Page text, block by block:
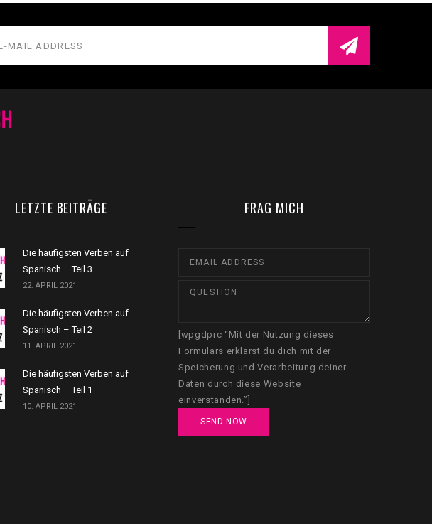
LETZTE BEITRÄGE
Die häufigsten Verben auf
Spanisch – Teil 3
22. APRIL 2021
Die häufigsten Verben auf
Spanisch – Teil 2
11. APRIL 2021
Die häufigsten Verben auf
Spanisch – Teil 1
10. APRIL 2021
FRAG MICH
[wpgdprc “Mit der Nutzung dieses
Formulars erklärst du dich mit der
Speicherung und Verarbeitung deiner
Daten durch diese Website
einverstanden.”]